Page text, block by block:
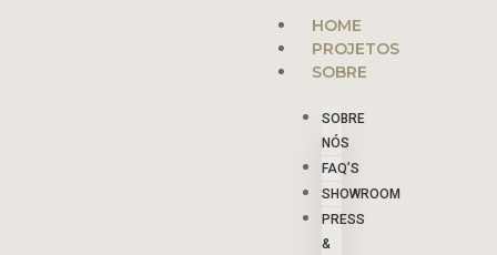
HOME
PROJETOS
SOBRE
SOBRE
NÓS
FAQ’S
SHOWROOM
PRESS
&
Menu